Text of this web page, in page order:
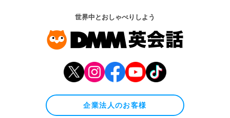
世界中とおしゃべりしよう
企業法人のお客様